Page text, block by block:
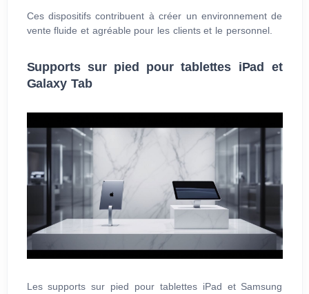
Ces dispositifs contribuent à créer un environnement de
vente fluide et agréable pour les clients et le personnel.
Supports sur pied pour tablettes iPad et
Galaxy Tab
Les supports sur pied pour tablettes iPad et Samsung